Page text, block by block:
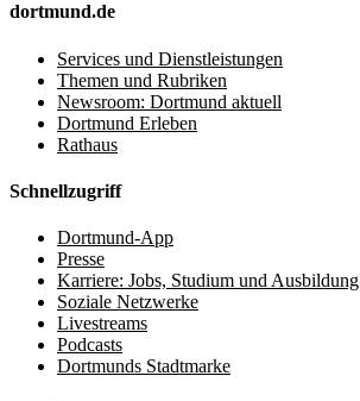
dortmund.de
Services und Dienstleistungen
Themen und Rubriken
Newsroom: Dortmund aktuell
Dortmund Erleben
Rathaus
Schnellzugriff
Dortmund-App
Presse
Karriere: Jobs, Studium und Ausbildung
Soziale Netzwerke
Livestreams
Podcasts
Dortmunds Stadtmarke